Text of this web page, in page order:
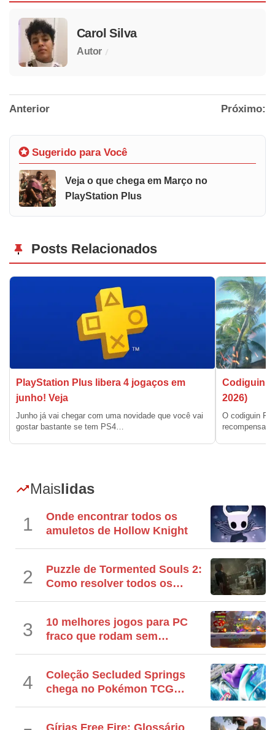
Carol Silva
Autor /
Anterior Próximo:
Sugerido para Você
Veja o que chega em Março no
PlayStation Plus
Posts Relacionados
PlayStation Plus libera 4 jogaços em
junho! Veja
Junho já vai chegar com uma novidade que você vai
gostar bastante se tem PS4…
Codiguin
2026)
O codiguin
recompensas
Maislidas
1
Onde encontrar todos os
amuletos de Hollow Knight
2
Puzzle de Tormented Souls 2:
Como resolver todos os
3
10 melhores jogos para PC
fraco que rodam sem
4
Coleção Secluded Springs
chega no Pokémon TCG
Gírias Free Fire: Glossário